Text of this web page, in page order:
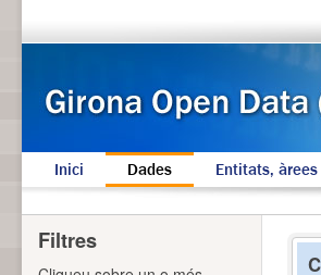
Inici Dades Entitats,
Filtres